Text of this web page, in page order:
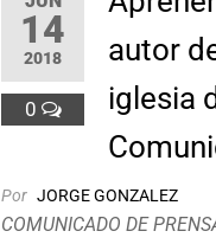
14
2018
0
autor
iglesia
Por JORGE GONZALEZ
COMUNICADO DE